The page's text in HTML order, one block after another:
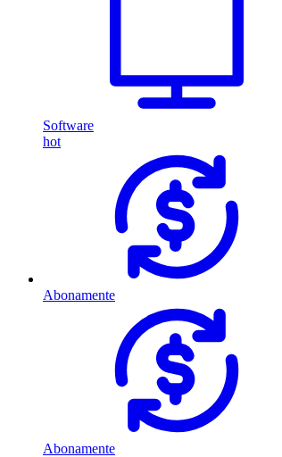
Software
hot
Abonamente
Abonamente